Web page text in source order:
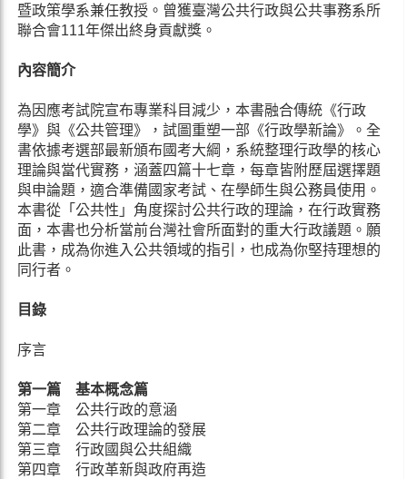
暨政策學系兼任教授。曾獲臺灣公共行政與公共事務系所
聯合會111年傑出終身貢獻獎。
內容簡介
為因應考試院宣布專業科目減少，本書融合傳統《行政
學》與《公共管理》，試圖重塑一部《行政學新論》。全
書依據考選部最新頒布國考大綱，系統整理行政學的核心
理論與當代實務，涵蓋四篇十七章，每章皆附歷屆選擇題
與申論題，適合準備國家考試、在學師生與公務員使用。
本書從「公共性」角度探討公共行政的理論，在行政實務
面，本書也分析當前台灣社會所面對的重大行政議題。願
此書，成為你進入公共領域的指引，也成為你堅持理想的
同行者。
目錄
序言
第一篇 基本概念篇
第一章 公共行政的意涵
第二章 公共行政理論的發展
第三章 行政國與公共組織
第四章 行政革新與政府再造